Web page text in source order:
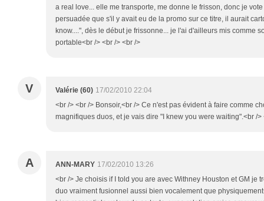
a real love... elle me transporte, me donne le frisson, donc je
persuadée que s'il y avait eu de la promo sur ce titre, il aurait
know....", dès le début je frissonne... je l'ai d'ailleurs mis comme
portable<br /> <br /> <br />
V Valérie (60) 17/02/2010 22:04
<br /> <br /> Bonsoir,<br /> Ce n'est pas évident à faire comme
magnifiques duos, et je vais dire "I knew you were waiting".<br />
A ANN-MARY 17/02/2010 13:26
<br /> Je choisis if I told you are avec Withney Houston et GM je
duo vraiment fusionnel aussi bien vocalement que